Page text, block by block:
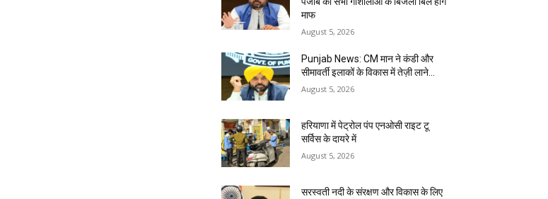
माफ
August 5, 2026
Punjab News: CM मान ने कंडी और
सीमावर्ती इलाकों के विकास में तेज़ी लाने…
August 5, 2026
हरियाणा में पेट्रोल पंप एनओसी राइट टू
सर्विस के दायरे में
August 5, 2026
सरस्वती नदी के संरक्षण और विकास के लिए